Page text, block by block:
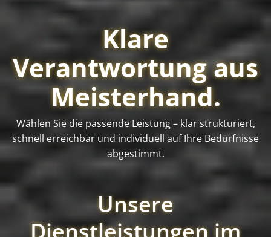
Klare
Verantwortung aus
Meisterhand.
Wählen Sie die passende Leistung – klar strukturiert,
schnell erreichbar und individuell auf Ihre Bedürfnisse
abgestimmt.
Unsere